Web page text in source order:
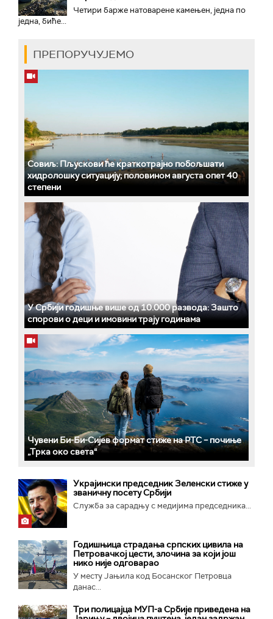
Четири барже натоварене камењен, једна по
једна, биће...
ПРЕПОРУЧУЈЕМО
Совиљ: Пљускови ће краткотрајно побољшати
хидролошку ситуацију; половином августа опет 40
степени
У Србији годишње више од 10.000 развода: Зашто
спорови о деци и имовини трају годинама
Чувени Би-Би-Сијев формат стиже на РТС – почиње
„Трка око света“
Украјински председник Зеленски стиже у
званичну посету Србији
Служба за сарадњу с медијима председника...
Годишњица страдања српских цивила на
Петровачкој цести, злочина за који још
нико није одговарао
У месту Јањила код Босанског Петровца
данас...
Три полицајца МУП-а Србије приведена на